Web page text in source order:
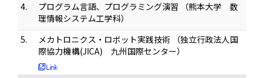
4.
プログラム言語、プログラミング演習 （熊本大学 数
理情報システム工学科）
5.
メカトロニクス・ロボット実践技術 （独立行政法人国
際協力機構(JICA) 九州国際センター）